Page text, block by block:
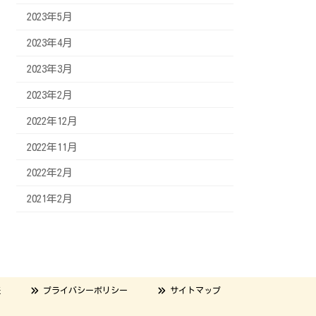
2023年5月
2023年4月
2023年3月
2023年2月
2022年12月
2022年11月
2022年2月
2021年2月
プライバシーポリシー サイトマップ